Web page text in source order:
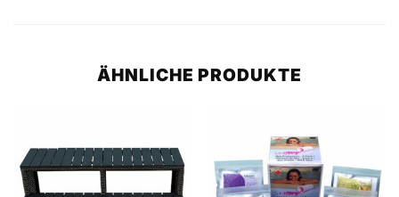
ÄHNLICHE PRODUKTE